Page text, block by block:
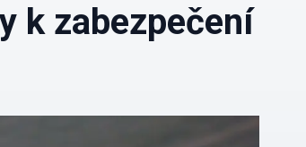
k zabezpečení